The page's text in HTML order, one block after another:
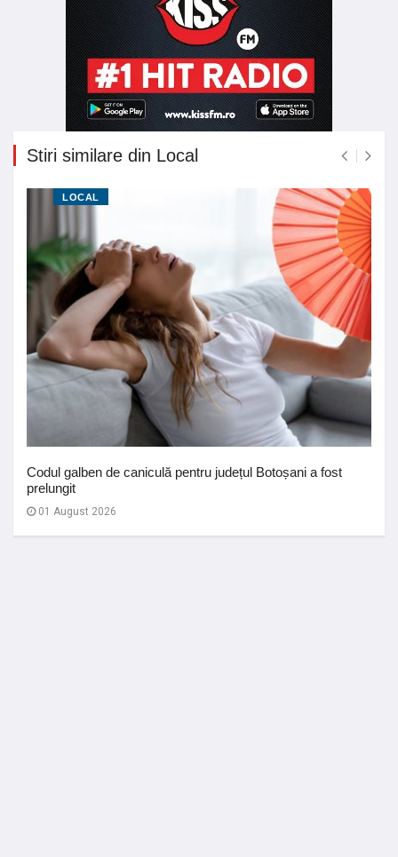
Stiri similare din Local
LOCAL
Codul galben de caniculă pentru județul Botoșani a fost
prelungit
01 August 2026